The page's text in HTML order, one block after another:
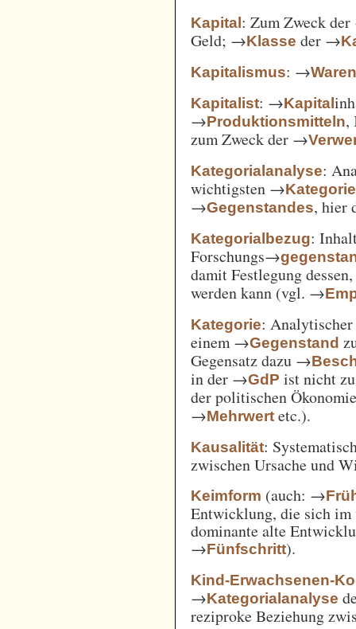
Kapital: Zum Zweck
Geld; →Klasse der →
Kapitalismus: →
Kapitalist: →Kapital
→Produktionsmitteln,
zum Zweck der →
Kategorialanalyse:
wichtigsten →
→Gegenstandes, hier
Kategorialbezug:
Forschungs→
damit Festlegung
werden kann (vgl. →
Kategorie:
einem →Gegenstand
Gegensatz dazu →
in der →GdP ist nicht
der politischen
→Mehrwert etc.).
Kausalität:
zwischen Ursache und
Keimform (auch: →
Entwicklung, die sich im
dominante alte
→Fünfschritt).
Kind-Erwachsenen-
→Kategorialanalyse
reziproke Beziehung